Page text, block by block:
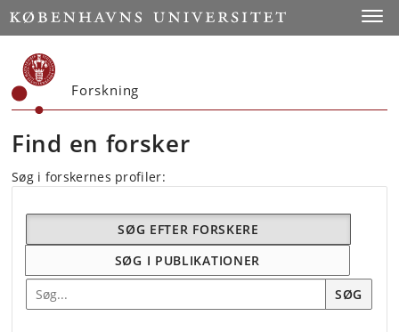
Start
Forskning
Find en forsker
Søg i forskernes profiler:
SØG EFTER FORSKERE
SØG I PUBLIKATIONER
Søg efter forskning
SØG